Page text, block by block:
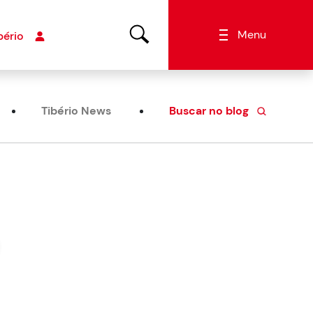
Menu
Tibério News Buscar no blog